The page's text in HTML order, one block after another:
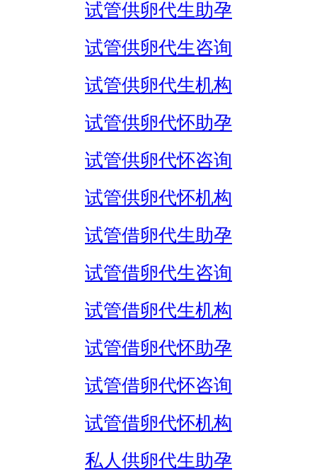
试管供卵代生助孕
试管供卵代生咨询
试管供卵代生机构
试管供卵代怀助孕
试管供卵代怀咨询
试管供卵代怀机构
试管借卵代生助孕
试管借卵代生咨询
试管借卵代生机构
试管借卵代怀助孕
试管借卵代怀咨询
试管借卵代怀机构
私人供卵代生助孕